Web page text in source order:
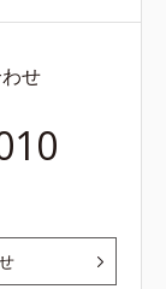
せ